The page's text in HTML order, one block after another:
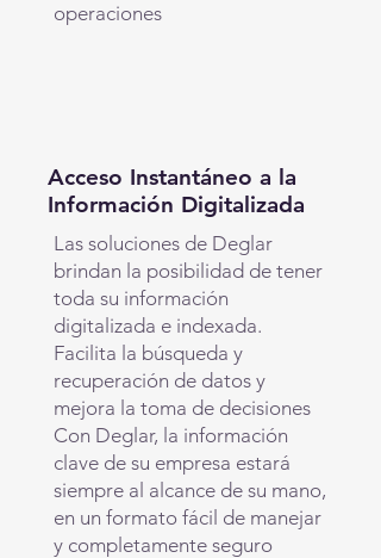
operaciones
Acceso Instantáneo a la
Información Digitalizada
Las soluciones de Deglar
brindan la posibilidad de tener
toda su información
digitalizada e indexada.
Facilita la búsqueda y
recuperación de datos y
mejora la toma de decisiones
Con Deglar, la información
clave de su empresa estará
siempre al alcance de su mano,
en un formato fácil de manejar
y completamente seguro